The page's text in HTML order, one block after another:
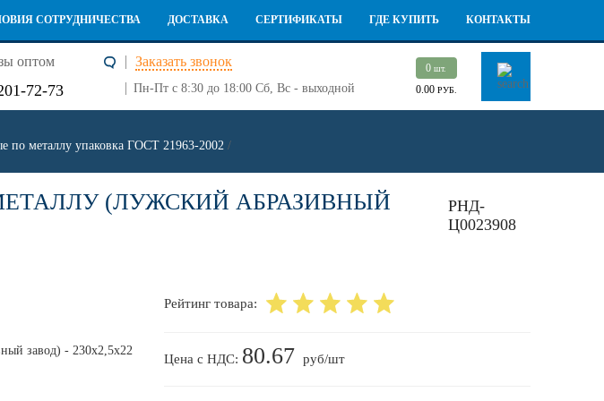
СОТРУДНИЧЕСТВА ДОСТАВКА СЕРТИФИКАТЫ ГДЕ КУПИТЬ КОНТАКТЫ
оптом Заказать звонок
72-73 Пн-Пт с 8:30 до 18:00 Сб, Вс - выходной
0шт.
0.00 РУБ.
по металлу упаковка ГОСТ 21963-2002 /
(ЛУЖСКИЙ АБРАЗИВНЫЙ
РНД-
Ц0023908
Рейтинг товара:
Цена с НДС: 80.67 руб/шт